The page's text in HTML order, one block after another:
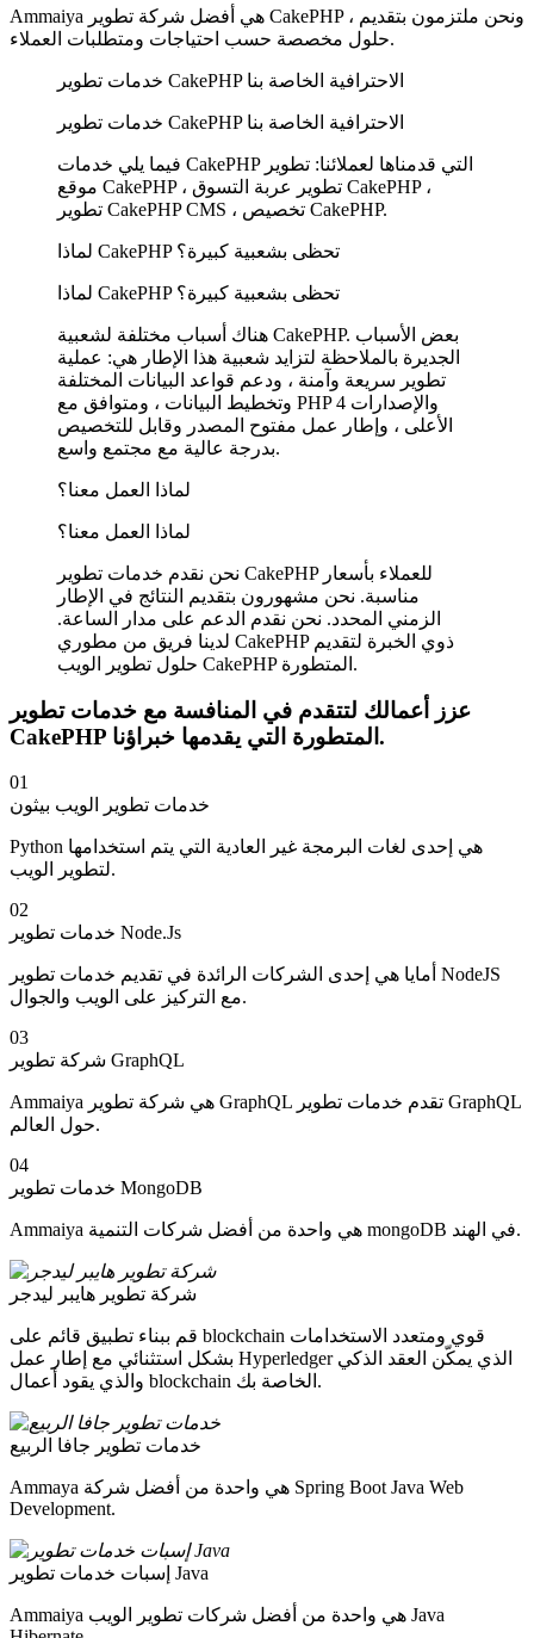
Ammaiya هي أفضل شركة تطوير CakePHP ، ونحن ملتزمون بتقديم
حلول مخصصة حسب احتياجات ومتطلبات العملاء.
خدمات تطوير CakePHP الاحترافية الخاصة بنا
خدمات تطوير CakePHP الاحترافية الخاصة بنا
فيما يلي خدمات CakePHP التي قدمناها لعملائنا: تطوير
موقع CakePHP ، تطوير عربة التسوق CakePHP ،
تطوير CakePHP CMS ، تخصيص CakePHP.
لماذا CakePHP تحظى بشعبية كبيرة؟
لماذا CakePHP تحظى بشعبية كبيرة؟
هناك أسباب مختلفة لشعبية CakePHP. بعض الأسباب
الجديرة بالملاحظة لتزايد شعبية هذا الإطار هي: عملية
تطوير سريعة وآمنة ، ودعم قواعد البيانات المختلفة
وتخطيط البيانات ، ومتوافق مع PHP 4 والإصدارات
الأعلى ، وإطار عمل مفتوح المصدر وقابل للتخصيص
بدرجة عالية مع مجتمع واسع.
لماذا العمل معنا؟
لماذا العمل معنا؟
نحن نقدم خدمات تطوير CakePHP للعملاء بأسعار
مناسبة. نحن مشهورون بتقديم النتائج في الإطار
الزمني المحدد. نحن نقدم الدعم على مدار الساعة.
لدينا فريق من مطوري CakePHP ذوي الخبرة لتقديم
حلول تطوير الويب CakePHP المتطورة.
عزز أعمالك لتتقدم في المنافسة مع خدمات تطوير
CakePHP المتطورة التي يقدمها خبراؤنا.
01
خدمات تطوير الويب بيثون
Python هي إحدى لغات البرمجة غير العادية التي يتم استخدامها
لتطوير الويب.
02
خدمات تطوير Node.Js
أمايا هي إحدى الشركات الرائدة في تقديم خدمات تطوير NodeJS
مع التركيز على الويب والجوال.
03
شركة تطوير GraphQL
Ammaiya هي شركة تطوير GraphQL تقدم خدمات تطوير GraphQL
حول العالم.
04
خدمات تطوير MongoDB
Ammaiya هي واحدة من أفضل شركات التنمية mongoDB في الهند.
شركة تطوير هايبر ليدجر
قم ببناء تطبيق قائم على blockchain قوي ومتعدد الاستخدامات
بشكل استثنائي مع إطار عمل Hyperledger الذي يمكّن العقد الذكي
والذي يقود أعمال blockchain الخاصة بك.
خدمات تطوير جافا الربيع
Ammaya هي واحدة من أفضل شركة Spring Boot Java Web
Development.
إسبات خدمات تطوير Java
Ammaiya هي واحدة من أفضل شركات تطوير الويب Java